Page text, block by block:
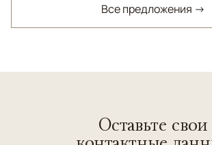
Все предложения →
Оставьте свои